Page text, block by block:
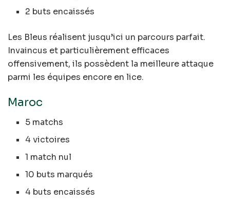
2 buts encaissés
Les Bleus réalisent jusqu’ici un parcours parfait.
Invaincus et particulièrement efficaces
offensivement, ils possèdent la meilleure attaque
parmi les équipes encore en lice.
Maroc
5 matchs
4 victoires
1 match nul
10 buts marqués
4 buts encaissés